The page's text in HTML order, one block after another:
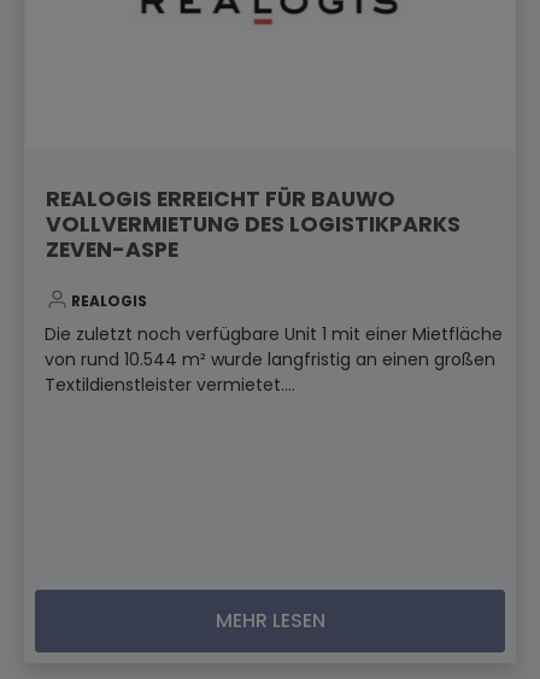
REALOGIS ERREICHT FÜR BAUWO
VOLLVERMIETUNG DES LOGISTIKPARKS
ZEVEN-ASPE
REALOGIS
Die zuletzt noch verfügbare Unit 1 mit einer Mietfläche
von rund 10.544 m² wurde langfristig an einen großen
Textildienstleister vermietet....
MEHR LESEN